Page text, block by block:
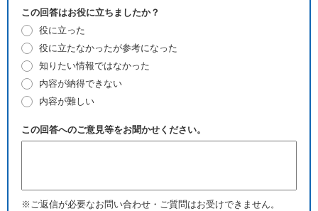
この回答はお役に立ちましたか？
役に立った
役に立たなかったが参考になった
知りたい情報ではなかった
内容が納得できない
内容が難しい
この回答へのご意見等をお聞かせください。
※ご返信が必要なお問い合わせ・ご質問はお受けできません。